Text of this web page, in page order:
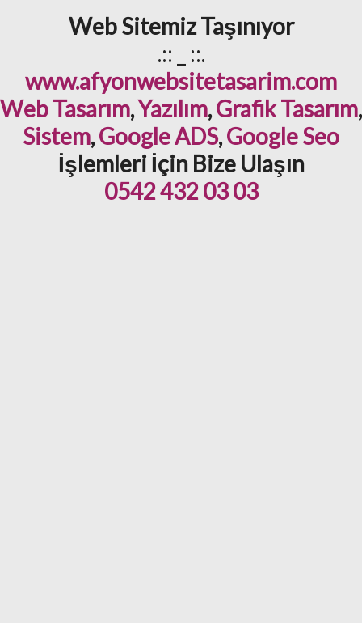
Web Sitemiz Taşınıyor
.:: _ ::.
www.afyonwebsitetasarim.com
Web Tasarım,Yazılım,Grafik Tasarım,
Sistem,Google ADS,Google Seo
İşlemleri İçin Bize Ulaşın
0542 432 03 03